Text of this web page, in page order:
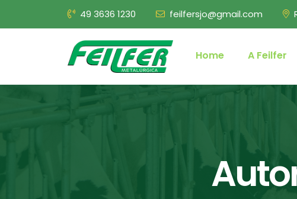
49 3636 1230 feilfersjo@gmail.com
Home A Feilfer